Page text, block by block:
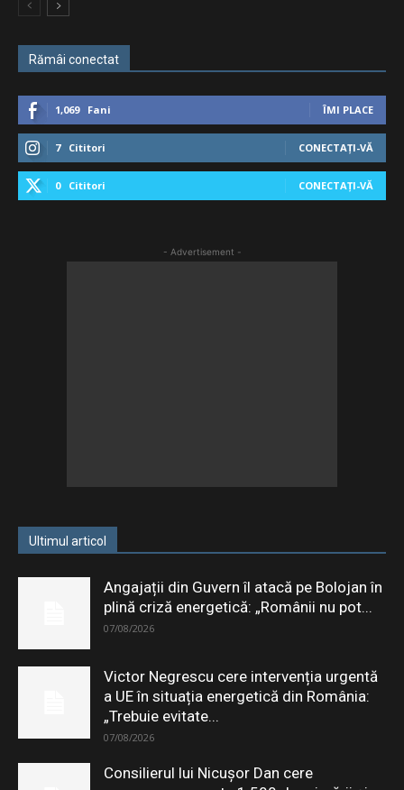
Rămâi conectat
1,069 Fani ÎMI PLACE
7 Cititori CONECTAȚI-VĂ
0 Cititori CONECTAȚI-VĂ
- Advertisement -
Ultimul articol
Angajații din Guvern îl atacă pe Bolojan în
plină criză energetică: „Românii nu pot...
07/08/2026
Victor Negrescu cere intervenția urgentă
a UE în situația energetică din România:
„Trebuie evitate...
07/08/2026
Consilierul lui Nicușor Dan cere